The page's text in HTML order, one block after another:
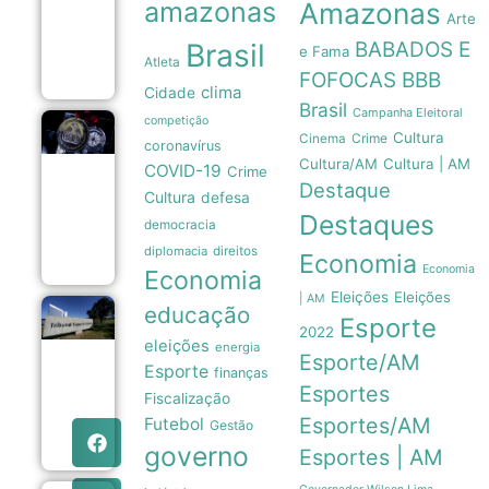
para
candidaturas
08/08
Legado
paralímpico:
a trajetória
medalha do
Brasil em
07/08
TSE institui
assessoramento
para vigiar IA e
fake news nas
eleições de
2026
amazonas
Atleta Brasil
Cidade clima
competição
coronavírus
COVID-19 Crime
Cultura defesa
democracia
diplomacia direitos
Economia
educação
eleições energia
Esporte finanças
Fiscalização
Futebol Gestão
governo
Amazonas Arte
e Fama BABADOS E
FOFOCAS BBB
Brasil Campanha Eleitoral
Cinema Crime Cultura
Cultura/AM Cultura | AM
Destaque
Destaques
Economia Economia
| AM Eleições Eleições
2022 Esporte
Esporte/AM
Esportes
Esportes/AM
Esportes | AM